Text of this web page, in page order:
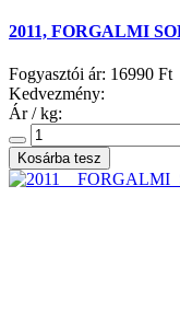
2011, FORGALMI
Fogyasztói ár: 16990 Ft
Kedvezmény:
Ár / kg: